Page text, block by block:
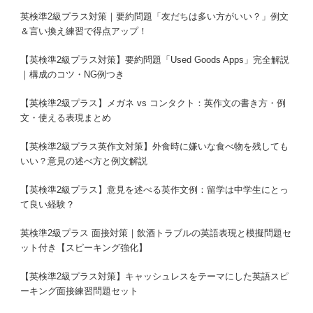
英検準2級プラス対策｜要約問題「友だちは多い方がいい？」例文
＆言い換え練習で得点アップ！
【英検準2級プラス対策】要約問題「Used Goods Apps」完全解説
｜構成のコツ・NG例つき
【英検準2級プラス】メガネ vs コンタクト：英作文の書き方・例
文・使える表現まとめ
【英検準2級プラス英作文対策】外食時に嫌いな食べ物を残しても
いい？意見の述べ方と例文解説
【英検準2級プラス】意見を述べる英作文例：留学は中学生にとっ
て良い経験？
英検準2級プラス 面接対策｜飲酒トラブルの英語表現と模擬問題セ
ット付き【スピーキング強化】
【英検準2級プラス対策】キャッシュレスをテーマにした英語スピ
ーキング面接練習問題セット